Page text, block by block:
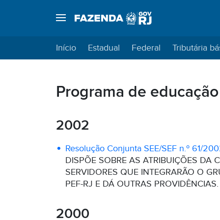
Início Estadual Federal Tributária
Programa de
2002
Resolução Conjunta SEE/SEF n.º 61/
DISPÕE SOBRE AS ATRIBUIÇÕES DA
SERVIDORES QUE INTEGRARÃO O
PEF-RJ E DÁ OUTRAS PROVIDÊNCIAS.
2000